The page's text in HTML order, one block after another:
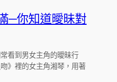
─你知道曖昧對
看到男女主角的曖昧行
》裡的女主角湘琴，用著